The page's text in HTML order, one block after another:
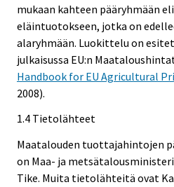
mukaan kahteen pääryhmään
eläintuotokseen, jotka on
alaryhmään. Luokittelu on
julkaisussa EU:n
Handbook for EU Agricultural
2008).
1.4 Tietolähteet
Maatalouden tuottajahintojen
on Maa- ja
Tike. Muita tietolähteitä ovat